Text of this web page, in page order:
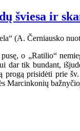
šviesa ir
o „Ratilio“
dar tik bundant,
progą prisidėti prie
Marcinkonių